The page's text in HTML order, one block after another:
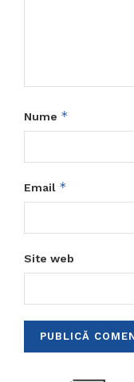
Nume *
Email *
Site web